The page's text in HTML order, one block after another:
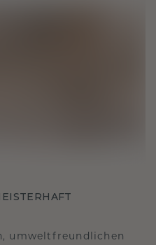
umweltfreundlichen